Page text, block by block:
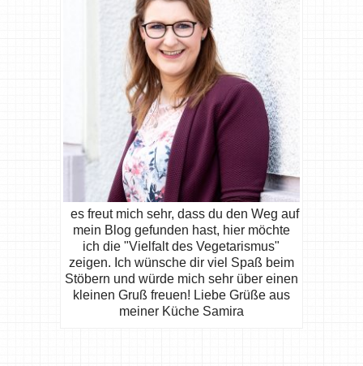
es freut mich sehr, dass du den Weg auf
mein Blog gefunden hast, hier möchte
ich die "Vielfalt des Vegetarismus"
zeigen. Ich wünsche dir viel Spaß beim
Stöbern und würde mich sehr über einen
kleinen Gruß freuen! Liebe Grüße aus
meiner Küche Samira